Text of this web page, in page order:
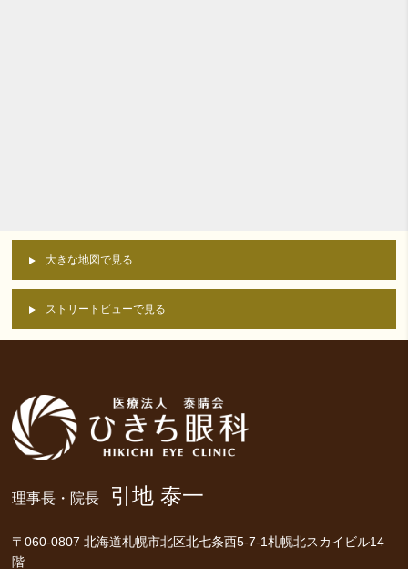
大きな地図で見る
ストリートビューで見る
理事長・院長 引地 泰一
〒060-0807 北海道札幌市北区北七条西5-7-1札幌北スカイビル14
階